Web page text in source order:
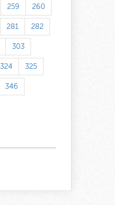
259 260
281 282
303
324 325
346